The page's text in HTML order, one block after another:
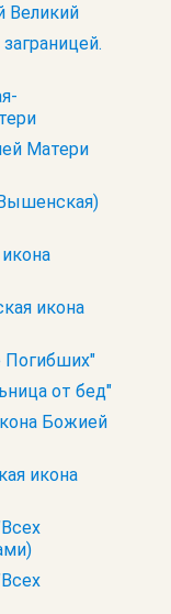
Великий
Матери
икона
Погибших"
от бед"
Божией
икона